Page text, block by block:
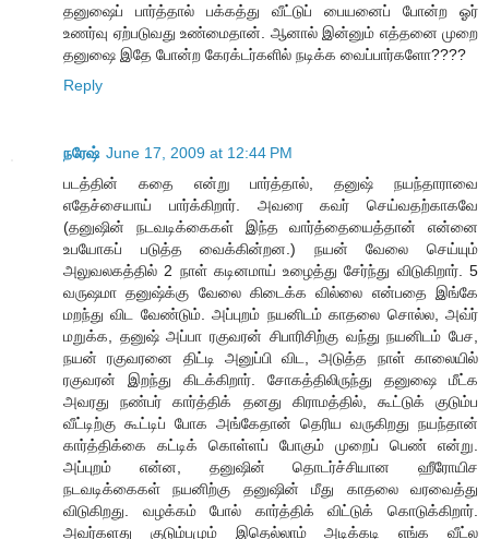
தனுஷைப் பார்த்தால் பக்கத்து வீட்டுப் பையனைப் போன்ற ஓர்
உணர்வு ஏற்படுவது உண்மைதான். ஆனால் இன்னும் எத்தனை முறை
தனுஷை இதே போன்ற கேரக்டர்களில் நடிக்க வைப்பார்களோ????
Reply
நரேஷ் June 17, 2009 at 12:44 PM
படத்தின் கதை என்று பார்த்தால், தனுஷ் நயந்தாராவை
எதேச்சையாய் பார்க்கிறார். அவரை கவர் செய்வதற்காகவே
(தனுஷின் நடவடிக்கைகள் இந்த வார்த்தையைத்தான் என்னை
உபயோகப் படுத்த வைக்கின்றன.) நயன் வேலை செய்யும்
அலுவலகத்தில் 2 நாள் கடினமாய் உழைத்து சேர்ந்து விடுகிறார். 5
வருஷமா தனுஷ்க்கு வேலை கிடைக்க வில்லை என்பதை இங்கே
மறந்து விட வேண்டும். அப்புறம் நயனிடம் காதலை சொல்ல, அவ்ர்
மறுக்க, தனுஷ் அப்பா ரகுவரன் சிபாரிசிற்கு வந்து நயனிடம் பேச,
நயன் ரகுவரனை திட்டி அனுப்பி விட, அடுத்த நாள் காலையில்
ரகுவரன் இறந்து கிடக்கிறார். சோகத்திலிருந்து தனுஷை மீட்க
அவரது நண்பர் கார்த்திக் தனது கிராமத்தில், கூட்டுக் குடும்ப
வீட்டிற்கு கூட்டிப் போக அங்கேதான் தெரிய வருகிறது நயந்தான்
கார்த்திக்கை கட்டிக் கொள்ளப் போகும் முறைப் பெண் என்று.
அப்புறம் என்ன, தனுஷின் தொடர்ச்சியான ஹீரோயிச
நடவடிக்கைகள் நயனிற்கு தனுஷின் மீது காதலை வரவைத்து
விடுகிறது. வழக்கம் போல் கார்த்திக் விட்டுக் கொடுக்கிறார்.
அவர்களது குடும்பமும் இதெல்லாம் அடிக்கடி எங்க வீட்ல